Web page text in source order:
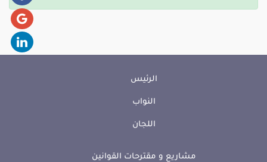
الرئيس
النواب
اللجان
مشاريع و مقترحات القوانين